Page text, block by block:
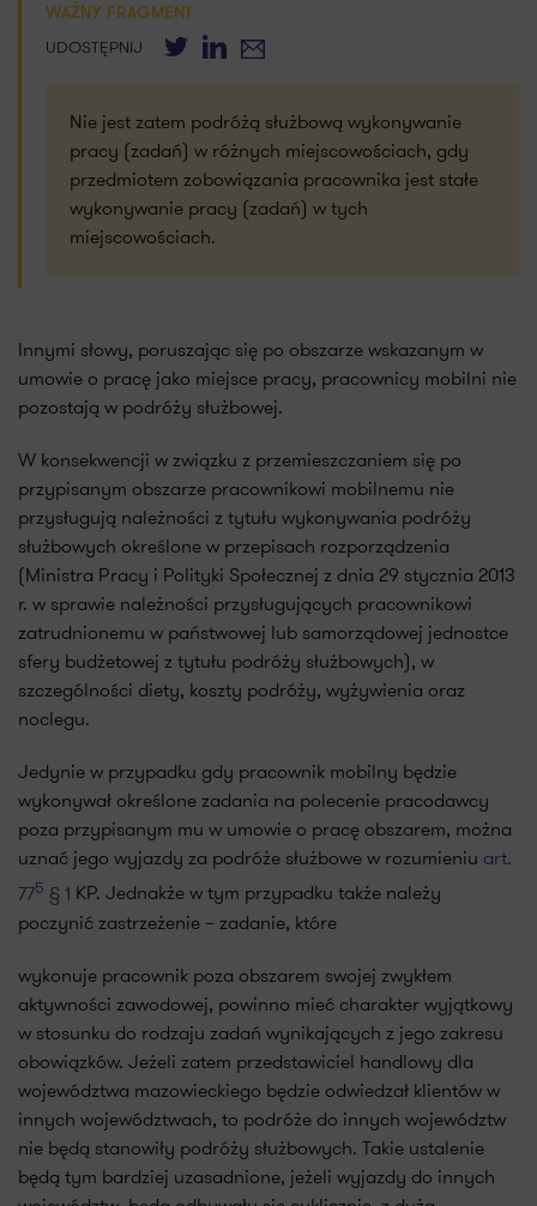
WAŻNY FRAGMENT
UDOSTĘPNIJ TwitterLinkedIn
E-mail
Nie jest zatem podróżą służbową wykonywanie
pracy (zadań) w różnych miejscowościach, gdy
przedmiotem zobowiązania pracownika jest stałe
wykonywanie pracy (zadań) w tych
miejscowościach.
Innymi słowy, poruszając się po obszarze wskazanym w
umowie o pracę jako miejsce pracy, pracownicy mobilni nie
pozostają w podróży służbowej.
W konsekwencji w związku z przemieszczaniem się po
przypisanym obszarze pracownikowi mobilnemu nie
przysługują należności z tytułu wykonywania podróży
służbowych określone w przepisach rozporządzenia
(Ministra Pracy i Polityki Społecznej z dnia 29 stycznia 2013
r. w sprawie należności przysługujących pracownikowi
zatrudnionemu w państwowej lub samorządowej jednostce
sfery budżetowej z tytułu podróży służbowych), w
szczególności diety, koszty podróży, wyżywienia oraz
noclegu.
Jedynie w przypadku gdy pracownik mobilny będzie
wykonywał określone zadania na polecenie pracodawcy
poza przypisanym mu w umowie o pracę obszarem, można
uznać jego wyjazdy za podróże służbowe w rozumieniu art.
775 § 1 KP. Jednakże w tym przypadku także należy
poczynić zastrzeżenie – zadanie, które
wykonuje pracownik poza obszarem swojej zwykłem
aktywności zawodowej, powinno mieć charakter wyjątkowy
w stosunku do rodzaju zadań wynikających z jego zakresu
obowiązków. Jeżeli zatem przedstawiciel handlowy dla
województwa mazowieckiego będzie odwiedzał klientów w
innych województwach, to podróże do innych województw
nie będą stanowiły podróży służbowych. Takie ustalenie
będą tym bardziej uzasadnione, jeżeli wyjazdy do innych